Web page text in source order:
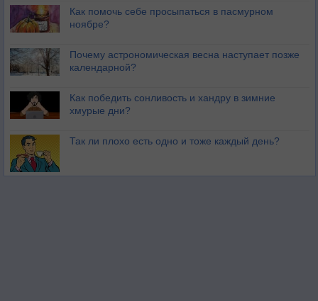
Как помочь себе просыпаться в пасмурном
ноябре?
Почему астрономическая весна наступает позже
календарной?
Как победить сонливость и хандру в зимние
хмурые дни?
Так ли плохо есть одно и тоже каждый день?